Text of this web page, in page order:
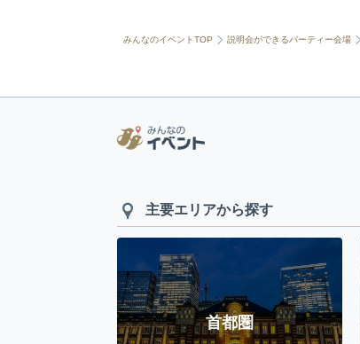
みんなのイベントTOP 説明会ができるパーティー会場
主要エリアから探す
首都圏